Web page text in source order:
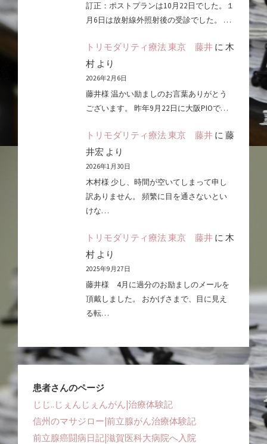
訂正：ポストプランは10月22日でした。１
月6日は放射線外照射後の受診でした。 …
トリモダリティ療法 東京 藤井に 木
村より
2026年2月6日
藤井様 温かい励ましのお言葉ありがとう
ございます。 昨年9月22日に大阪PIOで…
トリモダリティ療法 東京 藤井に 藤
井宏 より
2026年1月30日
木村様 少し、時間が空いてしまって申し
訳ありません。 頻繁に目を通さないとい
けな…
トリモダリティ療法 東京 藤井に 木
村より
2025年9月27日
藤井様 4月に過分のお励ましのメールを
頂戴しました。 おかげさまで、目に見え
る転…
患者さんのページ
じじ..じぇんじぇんがん|治療体験記
信州のマサジロー|前立腺がん治療体験記
前立腺癌闘病日記|滋賀医科大病院へ入院